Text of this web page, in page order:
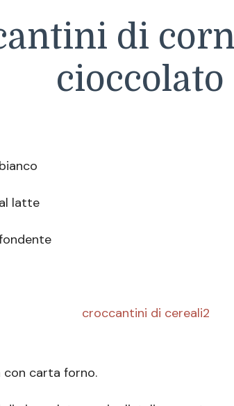
di
cioccolato
latte
con carta forno.